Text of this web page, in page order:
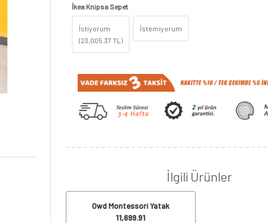
İkea Knipsa Sepet
İstiyorum
(23,005.37 TL)
İstemiyorum
İlgili Ürünler
Owd Montessori Yatak
11,699.91